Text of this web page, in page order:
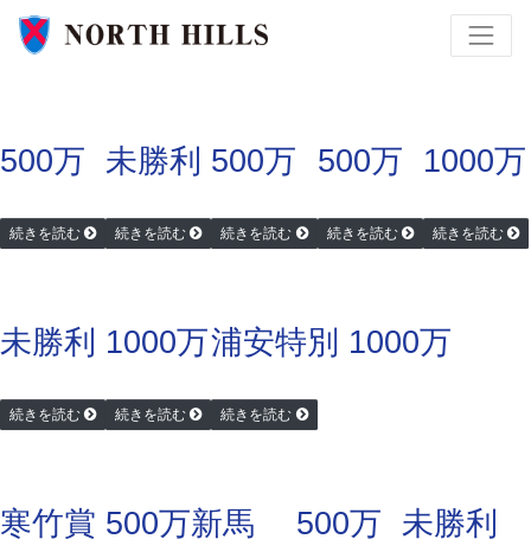
500万
続きを読む
未勝利
続きを読む
500万
続きを読む
500万
続きを読む
1000万
続きを読む
未勝利
続きを読む
1000万
続きを読む
浦安特別 1000万
続きを読む
寒竹賞 500万新馬 500万 未勝利